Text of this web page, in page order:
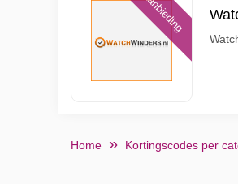
Aanbieding
Home Kortingscodes per